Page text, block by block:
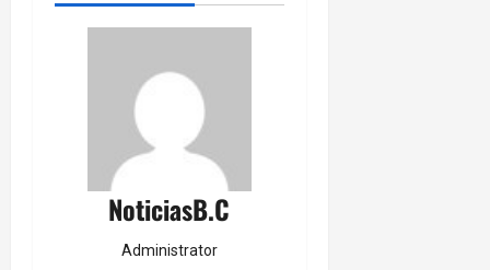
NoticiasB.C
Administrator